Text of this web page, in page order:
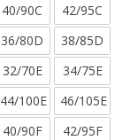
40/90C
42/95C
36/80D
38/85D
32/70E
34/75E
44/100E
46/105E
40/90F
42/95F